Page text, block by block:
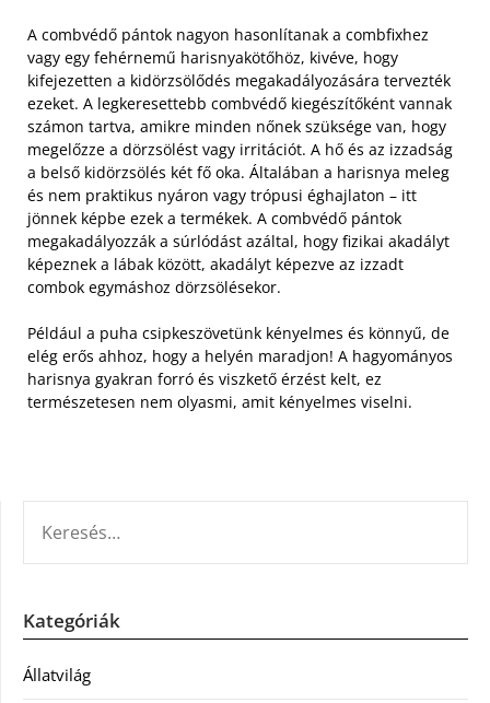
A combvédő pántok nagyon hasonlítanak a combfixhez
vagy egy fehérnemű harisnyakötőhöz, kivéve, hogy
kifejezetten a kidörzsölődés megakadályozására tervezték
ezeket. A legkeresettebb combvédő kiegészítőként vannak
számon tartva, amikre minden nőnek szüksége van, hogy
megelőzze a dörzsölést vagy irritációt. A hő és az izzadság
a belső kidörzsölés két fő oka. Általában a harisnya meleg
és nem praktikus nyáron vagy trópusi éghajlaton – itt
jönnek képbe ezek a termékek. A combvédő pántok
megakadályozzák a súrlódást azáltal, hogy fizikai akadályt
képeznek a lábak között, akadályt képezve az izzadt
combok egymáshoz dörzsölésekor.
Például a puha csipkeszövetünk kényelmes és könnyű, de
elég erős ahhoz, hogy a helyén maradjon! A hagyományos
harisnya gyakran forró és viszkető érzést kelt, ez
természetesen nem olyasmi, amit kényelmes viselni.
Kategóriák
Állatvilág